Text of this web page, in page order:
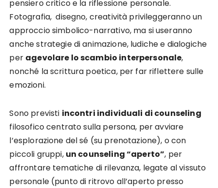
pensiero critico e la riflessione personale.
Fotografia, disegno, creatività privileggeranno un
approccio simbolico-narrativo, ma si useranno
anche strategie di animazione, ludiche e dialogiche
per agevolare lo scambio interpersonale,
nonché la scrittura poetica, per far riflettere sulle
emozioni.
Sono previsti incontri individuali di counseling
filosofico centrato sulla persona, per avviare
l’esplorazione del sé (su prenotazione), o con
piccoli gruppi, un counseling “aperto”, per
affrontare tematiche di rilevanza, legate al vissuto
personale (punto di ritrovo all’aperto presso